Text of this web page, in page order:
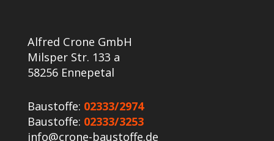
Alfred Crone GmbH
Milsper Str. 133 a
58256 Ennepetal
Baustoffe: 02333/2974
Baustoffe: 02333/3253
info@crone-baustoffe.de